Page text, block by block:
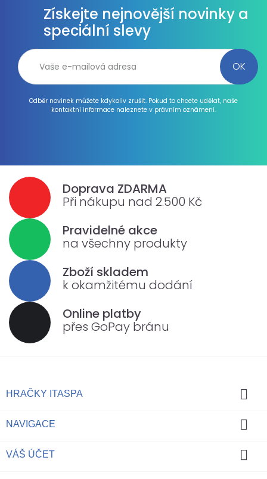
Získejte nejnovější novinky a
speciální slevy
Odběr novinek můžete kdykoliv zrušit. Pokud to chcete udělat, naše
kontaktní informace naleznete v právním oznámení.
Doprava ZDARMA
Při nákupu nad 2.500 Kč
Pravidelné akce
na všechny produkty
Zboží skladem
k okamžitému dodání
Online platby
přes GoPay bránu
HRAČKY ITASPA 
NAVIGACE 
VÁŠ ÚČET 